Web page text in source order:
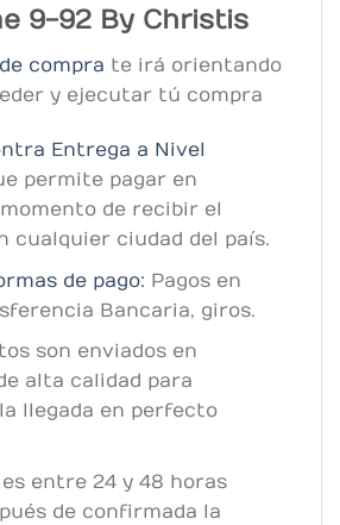
9-92 By Christis
compra te irá orientando
y ejecutar tú compra
Entrega a Nivel
permite pagar en
de recibir el
cualquier ciudad del país.
de pago: Pagos en
Bancaria, giros.
son enviados en
alta calidad para
llegada en perfecto
entre 24 y 48 horas
de confirmada la